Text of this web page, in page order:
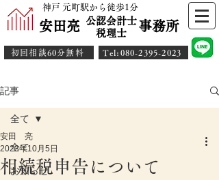
神戸 元町駅から徒歩1分
安田亮 事務所
公認会計士
​税理士
初回相談60分無料 ​Tel:080-2395-2023
記事
全て
お知らせ
全て
相続税申告について
安田 亮
2023年10月5日